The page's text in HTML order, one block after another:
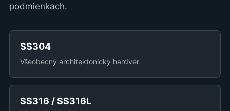
podmienkach.
SS304
Všeobecný architektonický hardvér
SS316 / SS316L